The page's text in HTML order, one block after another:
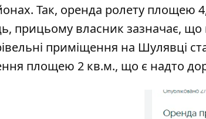
Так, оренда ролету площею
прицьому власник зазначає, що
приміщення на Шулявці
площею 2 кв.м., що є надто